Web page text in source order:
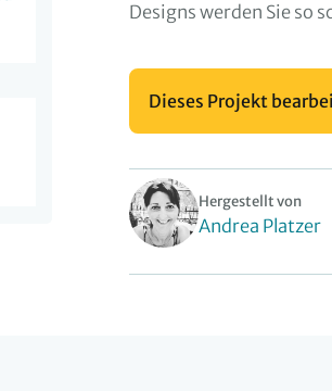
Designs werden Sie so
Dieses Projekt
Hergestellt von
Andrea Platzer